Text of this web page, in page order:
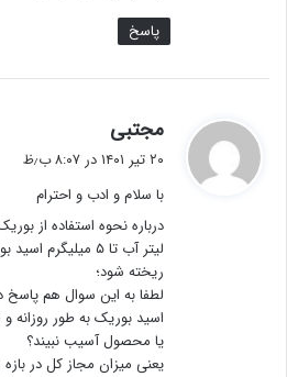
پاسخ
مجتبی
ف
:
۲۰ تیر ۱۴۰۱ در ۸:۰۷ ب٫ظ
با سلام و ادب و احترام
درباره نحوه استفاده از
لیتر آب تا ۵
ریخته شود؛
لطفا به این سوال هم پاسخ
اسید بوریک به طور روزانه
یا محصول آسیب نبیند؟
یعنی میزان مجاز کل در بازه